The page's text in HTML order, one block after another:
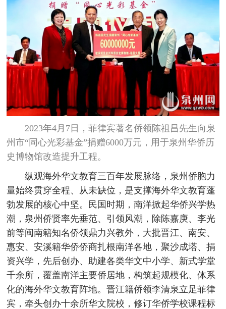
2023年4月7日，菲律宾著名侨领陈祖昌先生向泉
州市“同心光彩基金”捐赠6000万元，用于泉州华侨历
史博物馆改造提升工程。
纵观海外华文教育三百年发展脉络，泉州侨胞力
量始终贯穿全程、从未缺位，是支撑海外华文教育蓬
勃发展的核心中坚。民国时期，南洋掀起华侨兴学热
潮，泉州侨贤率先垂范、引领风潮，除陈嘉庚、李光
前等闽南籍知名侨领鼎力兴教外，大批晋江、南安、
惠安、安溪籍华侨侨商扎根南洋各地，聚沙成塔、捐
资兴学，先后创办、助建各类华文中小学、新式学堂
千余所，覆盖南洋主要侨居地，构筑起规模化、体系
化的海外华文教育阵地。晋江籍侨领李清泉立足菲律
宾，牵头创办十余所华文院校，修订华侨学校课程标